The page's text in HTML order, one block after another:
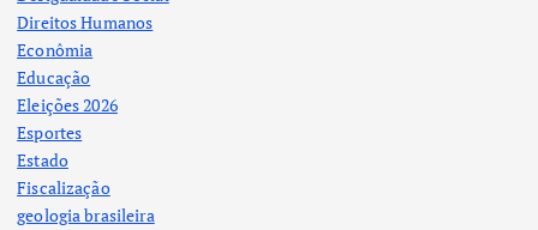
Direitos Humanos
Econômia
Educação
Eleições 2026
Esportes
Estado
Fiscalização
geologia brasileira